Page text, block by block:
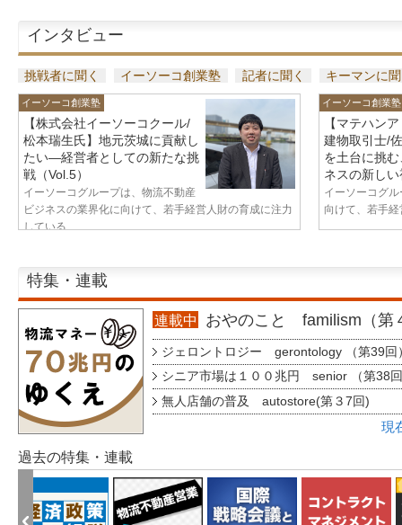
インタビュー
挑戦者に聞く イーソーコ創業塾 記者に聞く キーマンに
イーソーコ創業塾
【株式会社イーソーコクール/
松本瑞生氏】地元茨城に貢献し
たい—経営者としての新たな挑
戦（Vol.5）
イーソーコグループは、物流不動産
ビジネスの業界化に向けて、若手経営人財の育成に注力
している...
イーソーコ創業塾
【マテハン
建物取引士/
を土台に挑
ネスの新し
イーソーコグ
向けて、若手
特集・連載
連載中 おやのこと familism（第
ジェロントロジー gerontology （第39回
シニア市場は１００兆円 senior （第38
無人店舗の普及 autostore(第３7回)
現
過去の特集・連載